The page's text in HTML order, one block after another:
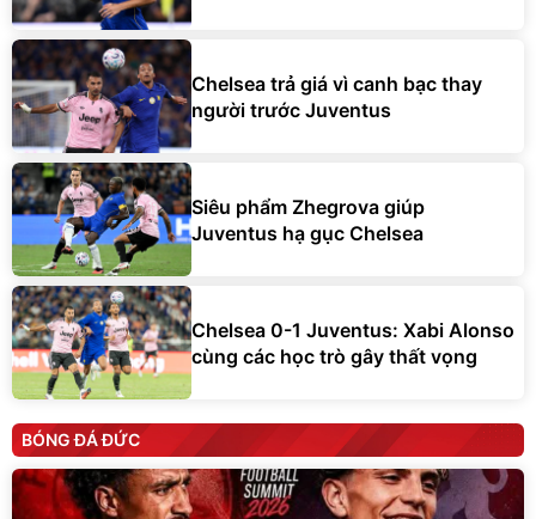
Chelsea trả giá vì canh bạc thay
người trước Juventus
Siêu phẩm Zhegrova giúp
Juventus hạ gục Chelsea
Chelsea 0-1 Juventus: Xabi Alonso
cùng các học trò gây thất vọng
BÓNG ĐÁ ĐỨC